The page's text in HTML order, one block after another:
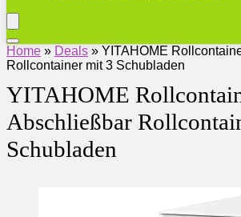
Home » Deals » YITAHOME
Rollcontainer mit 3 Schubladen
YITAHOME
Abschließbar
Schubladen